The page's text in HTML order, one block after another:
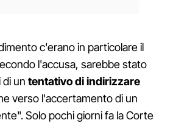
c'erano in particolare il
l'accusa, sarebbe stato
un tentativo di indirizzare
verso l'accertamento di un
Solo pochi giorni fa la Corte